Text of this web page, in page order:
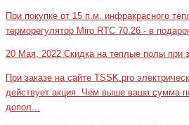
При покупке от 15 п.м. инфракрасного
терморегулятор Miro RTC 70.26 - в
20 Мая, 2022 Скидка на теплые полы при
При заказе на сайте TSSK.pro
действует акция. Чем выше ваша сумма
допол...